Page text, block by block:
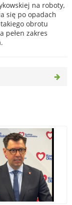
na roboty,
się po opadach
obrotu
pełen zakres